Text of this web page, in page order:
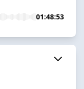
01:48:53